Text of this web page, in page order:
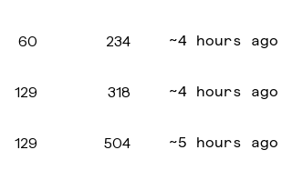
60 234 ~4 hours ago
129 318 ~4 hours ago
129 504 ~5 hours ago